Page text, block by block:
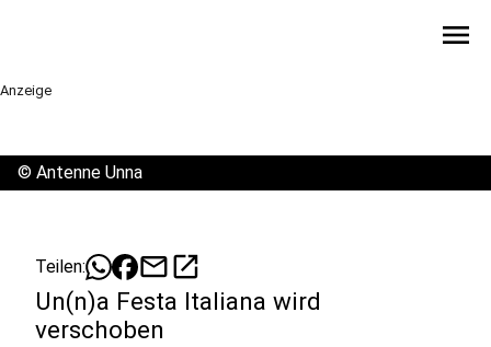
menu
Anzeige
© Antenne Unna
Teilen: mailopen_in_new
Un(n)a Festa Italiana wird
verschoben